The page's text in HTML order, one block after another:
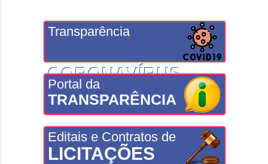
Transparência
CORONAVÍRUS
Portal da
TRANSPARÊNCIA
Editais e Contratos de
LICITAÇÕES